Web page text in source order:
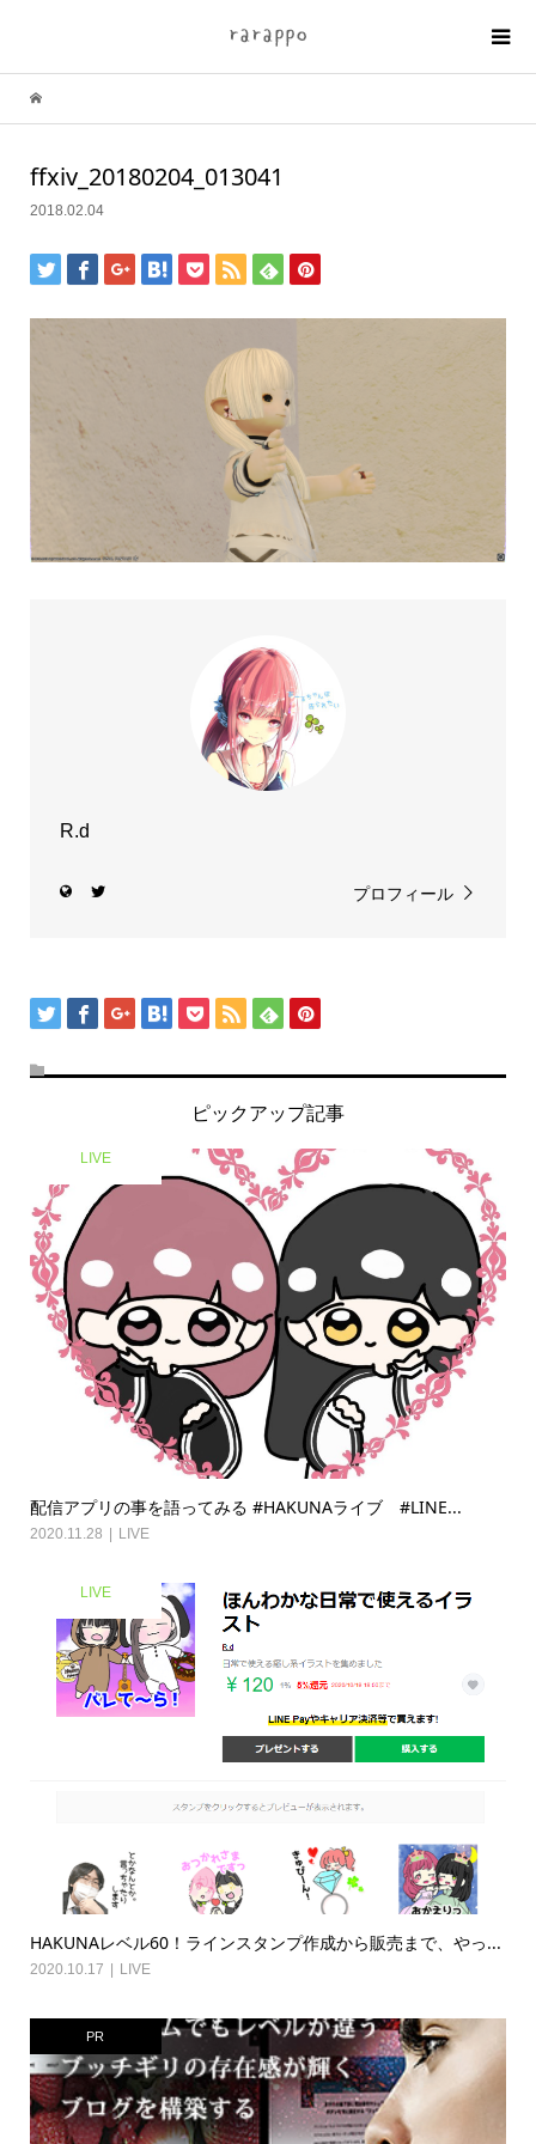
ffxiv_20180204_013041
2018.02.04
R.d
プロフィール
ピックアップ記事
LIVE
配信アプリの事を語ってみる #HAKUNAライブ #LINE...
2020.11.28 LIVE
LIVE
HAKUNAレベル60！ラインスタンプ作成から販売まで、やっ...
2020.10.17 LIVE
PR